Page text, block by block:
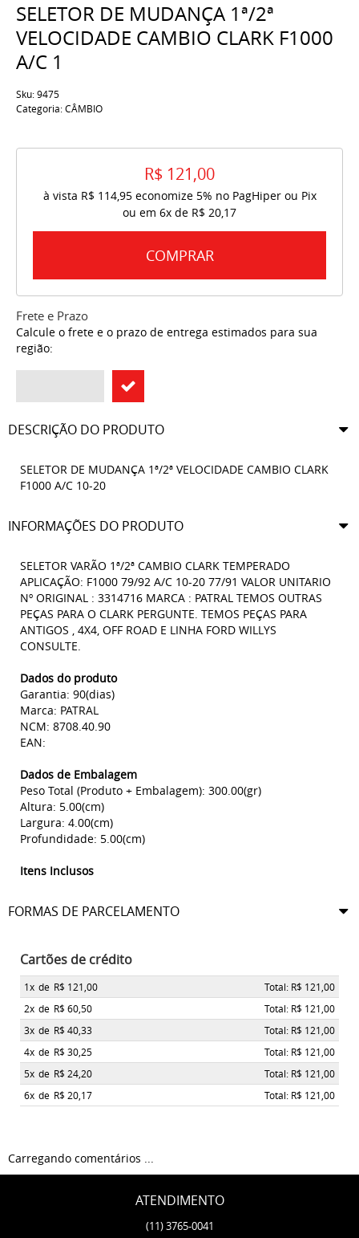
SELETOR DE MUDANÇA 1ª/2ª
VELOCIDADE CAMBIO CLARK F1000
A/C 1
Sku:9475
Categoria:CÂMBIO
R$ 121,00
à vista R$ 114,95economize 5% no PagHiper ou Pix
ou em 6x de R$ 20,17
COMPRAR
Frete e Prazo
Calcule o frete e o prazo de entrega estimados para sua
região:
DESCRIÇÃO DO PRODUTO
SELETOR DE MUDANÇA 1ª/2ª VELOCIDADE CAMBIO CLARK
F1000 A/C 10-20
INFORMAÇÕES DO PRODUTO
SELETOR VARÃO 1ª/2ª CAMBIO CLARK TEMPERADO
APLICAÇÃO: F1000 79/92 A/C 10-20 77/91 VALOR UNITARIO
Nº ORIGINAL : 3314716 MARCA : PATRAL TEMOS OUTRAS
PEÇAS PARA O CLARK PERGUNTE. TEMOS PEÇAS PARA
ANTIGOS , 4X4, OFF ROAD E LINHA FORD WILLYS
CONSULTE.
Dados do produto
Garantia: 90(dias)
Marca: PATRAL
NCM: 8708.40.90
EAN:
Dados de Embalagem
Peso Total (Produto + Embalagem): 300.00(gr)
Altura: 5.00(cm)
Largura: 4.00(cm)
Profundidade: 5.00(cm)
Itens Inclusos
FORMAS DE PARCELAMENTO
Cartões de crédito
1x de R$ 121,00
Total: R$ 121,00
2x de R$ 60,50
Total: R$ 121,00
3x de R$ 40,33
Total: R$ 121,00
4x de R$ 30,25
Total: R$ 121,00
5x de R$ 24,20
Total: R$ 121,00
6x de R$ 20,17 Total: R$ 121,00
Carregando comentários ...
ATENDIMENTO
(11)3765-0041